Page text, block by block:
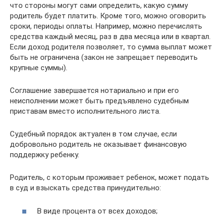
что стороны могут сами определить, какую сумму
родитель будет платить. Кроме того, можно оговорить
сроки, периоды оплаты. Например, можно перечислять
средства каждый месяц, раз в два месяца или в квартал.
Если доход родителя позволяет, то сумма выплат может
быть не ограничена (закон не запрещает переводить
крупные суммы).
Соглашение завершается нотариально и при его
неисполнении может быть предъявлено судебным
приставам вместо исполнительного листа.
Судебный порядок актуален в том случае, если
добровольно родитель не оказывает финансовую
поддержку ребенку.
Родитель, с которым проживает ребенок, может подать
в суд и взыскать средства принудительно:
В виде процента от всех доходов;